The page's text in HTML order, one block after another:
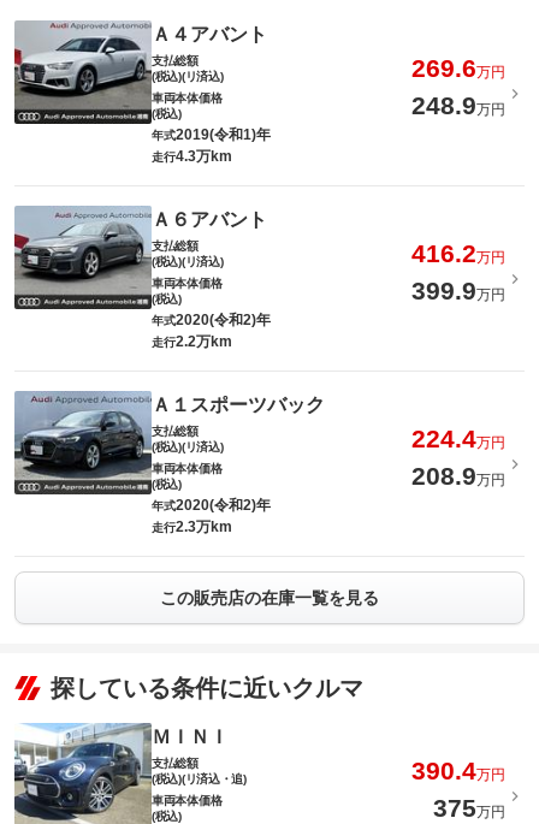
Ａ４アバント
支払総額
(税込)(リ済込)
269.6万円
車両本体価格
(税込)
248.9万円
年式2019(令和1)年
走行4.3万km
Ａ６アバント
支払総額
(税込)(リ済込)
416.2万円
車両本体価格
(税込)
399.9万円
年式2020(令和2)年
走行2.2万km
Ａ１スポーツバック
支払総額
(税込)(リ済込)
224.4万円
車両本体価格
(税込)
208.9万円
年式2020(令和2)年
走行2.3万km
この販売店の在庫一覧を見る
探している条件に近いクルマ
ＭＩＮＩ
支払総額
(税込)(リ済込・追)
390.4万円
車両本体価格
(税込)
375万円